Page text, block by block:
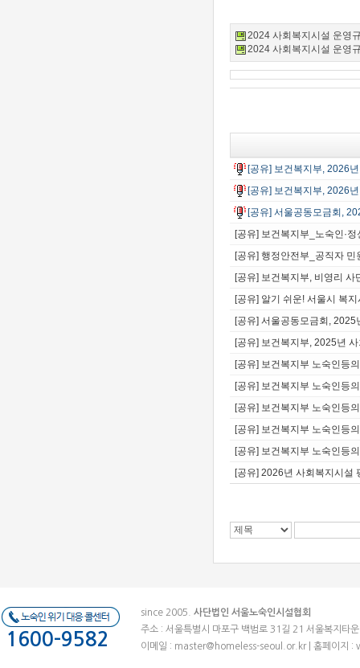
2024 사회복지시설 운영
2024 사회복지시설 운영
[공유] 보건복지부, 2026
[공유] 보건복지부, 2026
[공유] 서울공동모금회,
[공유] 보건복지부_노숙인·
[공유] 행정안전부_공직자
[공유] 보건복지부, 비영리
[공유] 알기 쉬운! 서울시 복
[공유] 서울공동모금회,
[공유] 보건복지부, 2025년
[공유] 보건복지부 노숙인등
[공유] 보건복지부 노숙인등
[공유] 보건복지부 노숙인등
[공유] 보건복지부 노숙인등
[공유] 보건복지부 노숙인등
[공유] 2026년 사회복지시설
1600-9582
since 2005. 사단법인 서울노숙인시설협회
주소 : 서울특별시 마포구 백범로 31길 21 서울복지
이메일 : master@homeless-seoul.or.kr| 홈페이지 :